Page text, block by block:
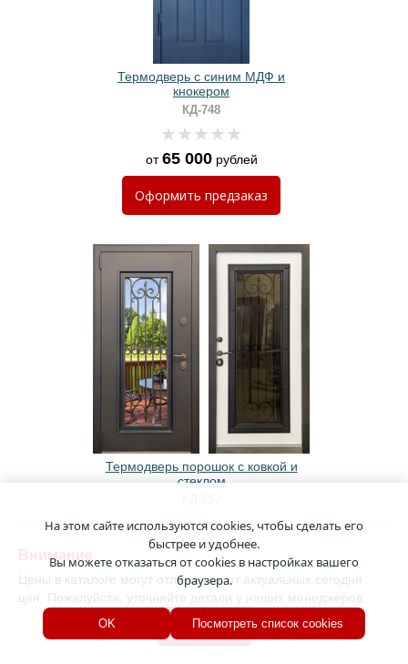
Внимание
Цены в каталоге могут отличаться от актуальных сегодня
цен. Пожалуйста, уточняйте детали у наших менеджеров.
Хорошо
Термодверь с синим МДФ и
кнокером
КД-748
от65 000рублей
Оформить предзаказ
Термодверь порошок с ковкой и
стеклом
от65 000рублей
Оформитьпредзаказ
На этом сайте используются cookies, чтобы сделать его
быстрее и удобнее.
Вы можете отказаться от cookies в настройках вашего
браузера.
OK Посмотреть список cookies